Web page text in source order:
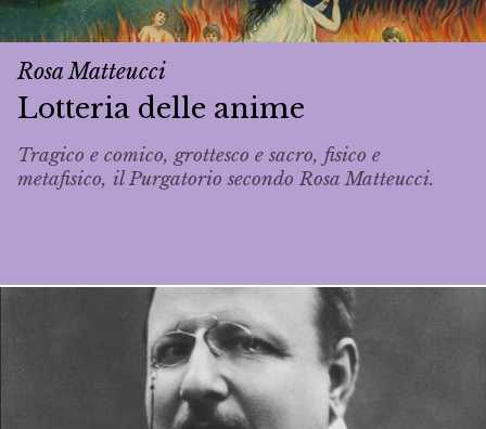
Rosa Matteucci
Lotteria delle anime
Tragico e comico, grottesco e sacro, fisico e
metafisico, il Purgatorio secondo Rosa Matteucci.